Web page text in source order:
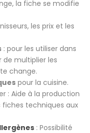
la fiche se modifie
les prix et les
: pour les utiliser dans
de multiplier les
change.
pour la cuisine.
: Aide à la production
fiches techniques aux
: Possibilité